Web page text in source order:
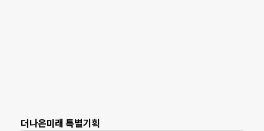
더나은미래 특별기획